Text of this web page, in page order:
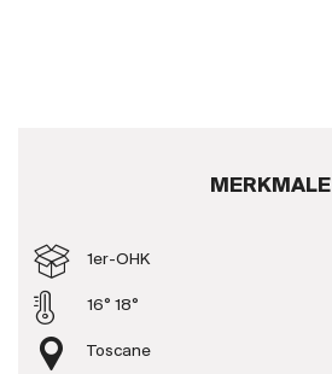
Produzenten
Wir über uns
MERKMALE
1er-OHK
16° 18°
Toscane